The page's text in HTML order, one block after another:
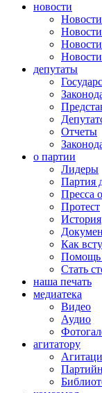
новости
депутаты
Отчеты
о партии
Лидеры
Партия
Пресса
Протест
История
Как
Помощь
Стать
наша печать
медиатека
Видео
Аудио
агитатору